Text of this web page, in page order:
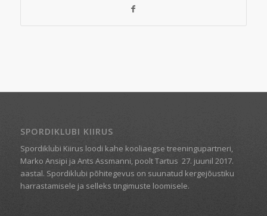
SPORDIKLUBI KIIRUS
Spordiklubi Kiirus loodi kahe kooliaegse treeningupartneri,
Marko Ansipi ja Ants Assmanni, poolt Tartus 27. juunil 2017.
aastal. Spordiklubi põhitegevus on suunatud kergejõustiku
harrastamisele ja selleks tingimuste loomisele.